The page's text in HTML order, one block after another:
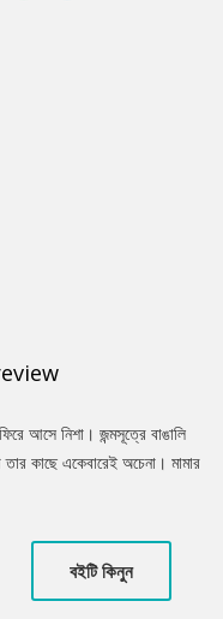
আসে নিশা। জন্মসূত্রে বাঙালি
কাছে একেবারেই অচেনা। মামার
অদ্ভুত বাস্তবতার। একদিকে
সরল মনে হলেও জহিরের মধ্যে
লুকিয়ে আছে তার মনে? অন্যদিকে
আসে জীবনের গভীর গোপন
বইটি কিনুন